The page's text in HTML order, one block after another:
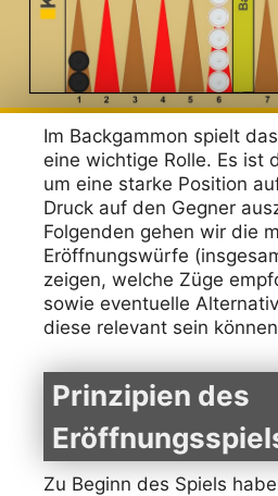
Im Backgammon spielt
eine wichtige Rolle. Es ist
um eine starke Position
Druck auf den Gegner
Folgenden gehen wir die
Eröffnungswürfe
zeigen, welche Züge
sowie eventuelle
diese relevant sein
Prinzipien des
Zu Beginn des Spiels